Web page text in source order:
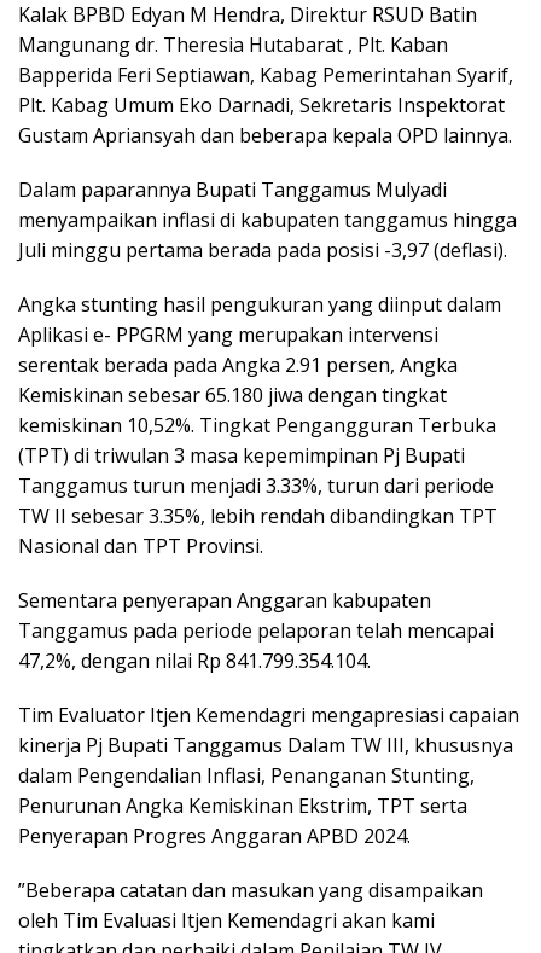
Kalak BPBD Edyan M Hendra, Direktur RSUD Batin
Mangunang dr. Theresia Hutabarat , Plt. Kaban
Bapperida Feri Septiawan, Kabag Pemerintahan Syarif,
Plt. Kabag Umum Eko Darnadi, Sekretaris Inspektorat
Gustam Apriansyah dan beberapa kepala OPD lainnya.
Dalam paparannya Bupati Tanggamus Mulyadi
menyampaikan inflasi di kabupaten tanggamus hingga
Juli minggu pertama berada pada posisi -3,97 (deflasi).
Angka stunting hasil pengukuran yang diinput dalam
Aplikasi e- PPGRM yang merupakan intervensi
serentak berada pada Angka 2.91 persen, Angka
Kemiskinan sebesar 65.180 jiwa dengan tingkat
kemiskinan 10,52%. Tingkat Pengangguran Terbuka
(TPT) di triwulan 3 masa kepemimpinan Pj Bupati
Tanggamus turun menjadi 3.33%, turun dari periode
TW II sebesar 3.35%, lebih rendah dibandingkan TPT
Nasional dan TPT Provinsi.
Sementara penyerapan Anggaran kabupaten
Tanggamus pada periode pelaporan telah mencapai
47,2%, dengan nilai Rp 841.799.354.104.
Tim Evaluator Itjen Kemendagri mengapresiasi capaian
kinerja Pj Bupati Tanggamus Dalam TW III, khususnya
dalam Pengendalian Inflasi, Penanganan Stunting,
Penurunan Angka Kemiskinan Ekstrim, TPT serta
Penyerapan Progres Anggaran APBD 2024.
”Beberapa catatan dan masukan yang disampaikan
oleh Tim Evaluasi Itjen Kemendagri akan kami